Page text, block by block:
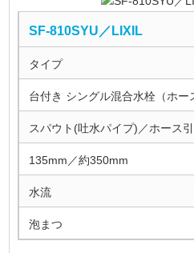
SF-810SYU／LIXIL
タイプ
台付き シングル混合水栓（ホー
スパウト(吐水パイプ)／ホース
135mm／約350mm
水流
泡まつ